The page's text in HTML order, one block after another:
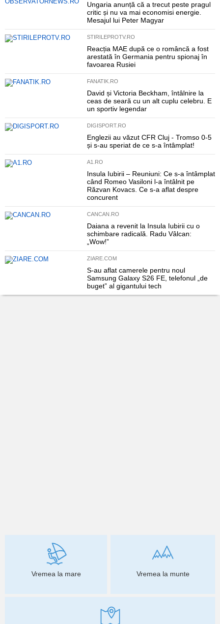
Ungaria anunță că a trecut peste pragul
critic și nu va mai economisi energie.
Mesajul lui Peter Magyar
STIRILEPROTV.RO
Reacția MAE după ce o româncă a fost
arestată în Germania pentru spionaj în
favoarea Rusiei
FANATIK.RO
David și Victoria Beckham, întâlnire la
ceas de seară cu un alt cuplu celebru. E
un sportiv legendar
DIGISPORT.RO
Englezii au văzut CFR Cluj - Tromso 0-5
și s-au speriat de ce s-a întâmplat!
A1.RO
Insula Iubirii – Reuniuni: Ce s-a întâmplat
când Romeo Vasiloni l-a întâlnit pe
Răzvan Kovacs. Ce s-a aflat despre
concurent
CANCAN.RO
Daiana a revenit la Insula Iubirii cu o
schimbare radicală. Radu Vâlcan:
„Wow!”
ZIARE.COM
S-au aflat camerele pentru noul
Samsung Galaxy S26 FE, telefonul „de
buget” al gigantului tech
Vremea la mare Vremea la munte